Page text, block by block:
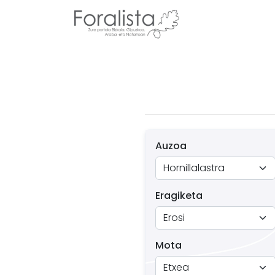
Auzoa
Eragiketa
Mota